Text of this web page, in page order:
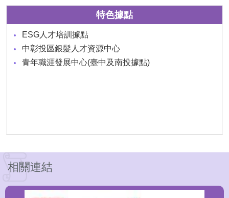
特色據點
ESG人才培訓據點
中彰投區銀髮人才資源中心
青年職涯發展中心(臺中及南投據點)
相關連結